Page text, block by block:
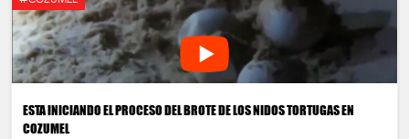
ESTA INICIANDO EL PROCESO DEL BROTE DE LOS NIDOS TORTUGAS EN
COZUMEL